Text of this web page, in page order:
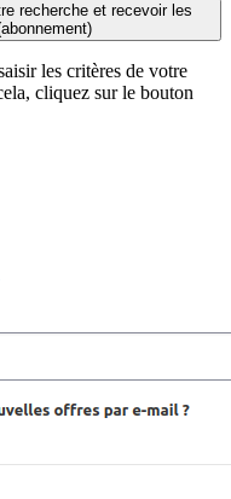
recherche et recevoir les
les critères de votre
cliquez sur le bouton